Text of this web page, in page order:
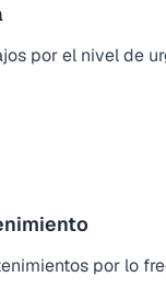
por el nivel de
por lo